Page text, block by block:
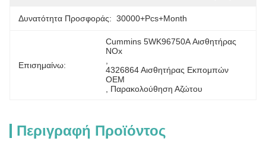
Δυνατότητα Προσφοράς: 30000+Pcs+Month
Επισημαίνω:
Cummins 5WK96750A Αισθητήρας
NOx
4326864 Αισθητήρας Εκπομπών
OEM
Παρακολούθηση Αζώτου
Περιγραφή Προϊόντος